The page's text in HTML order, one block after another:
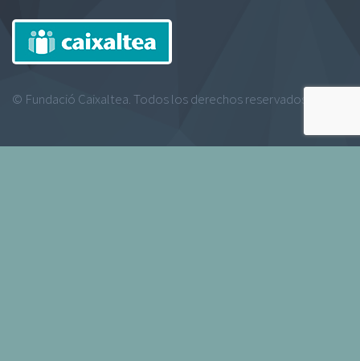
© Fundació Caixaltea. Todos los derechos reservados